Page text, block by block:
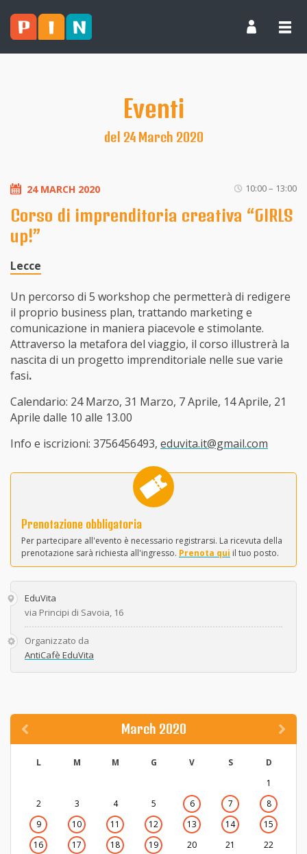
Eventi
del 24 March 2020
24 MARCH 2020 10:00 – 13:00
Corso di imprenditoria creativa “GIRLS
up!”
Lecce
Un percorso di 5 workshop che permetterà di redigere
il proprio business plan, trattando marketing e
comunicazione in maniera piacevole e stimolante.
Attraverso la metafora del viaggio, il corso illustrerà la
nascita di un progetto imprenditoriale nelle sue varie
fasi.
Calendario: 24 Marzo, 31 Marzo, 7 Aprile, 14 Aprile, 21
Aprile dalle 10 alle 13.00
Info e iscrizioni: 3756456493, eduvita.it@gmail.com
Prenotazione obbligatoria
Per partecipare all'evento è necessario registrarsi. La ricevuta della
prenotazione sarà richiesta all'ingresso. Prenota qui il tuo posto.
EduVita
via Principi di Savoia, 16
Organizzato da
AntiCafè EduVita
March 2020
L M M G V S
D
1
2
3 4 5 6 7
8
9
10 11 12 13 14
15
16
17 18 19 20 21
22